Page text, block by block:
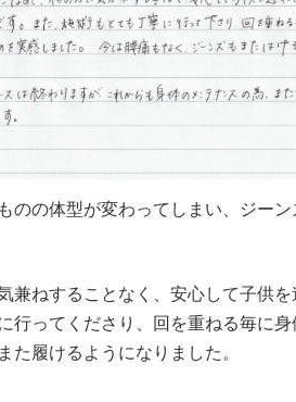
のの体型が変わってしまい、ジー
兼ねすることなく、安心して子供
行ってくださり、回を重ねる毎に身
た履けるようになりました。